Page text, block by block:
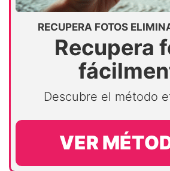
RECUPERA FOTOS
Recupera
Descubre el método
VER